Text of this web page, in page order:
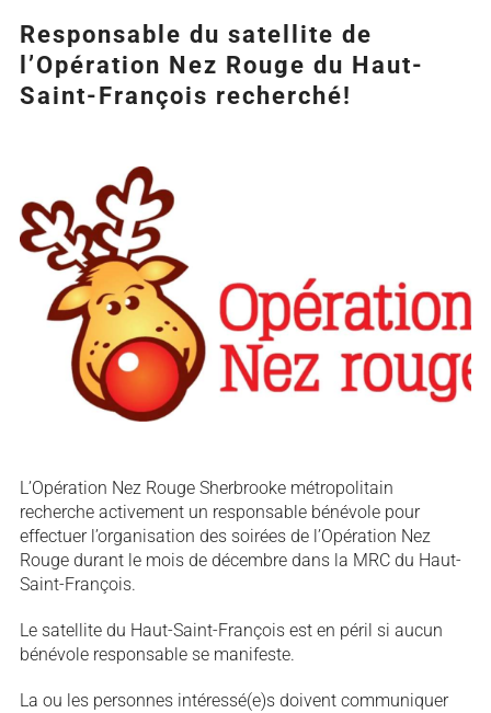
Responsable du satellite de
l’Opération Nez Rouge du Haut-
Saint-François recherché!
l&apos;image
L’Opération Nez Rouge Sherbrooke métropolitain
recherche activement un responsable bénévole pour
effectuer l’organisation des soirées de l’Opération Nez
Rouge durant le mois de décembre dans la MRC du Haut-
Saint-François.
Le satellite du Haut-Saint-François est en péril si aucun
bénévole responsable se manifeste.
La ou les personnes intéressé(e)s doivent communiquer